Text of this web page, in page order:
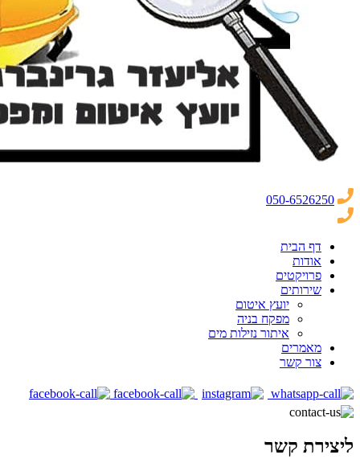
050-6526250
דף הבית
אודות
פרויקטים
שירותים
יועץ איטום
מפקח בניה
איתור נזילות מים
מאמרים
צור קשר
ליצירת קשר